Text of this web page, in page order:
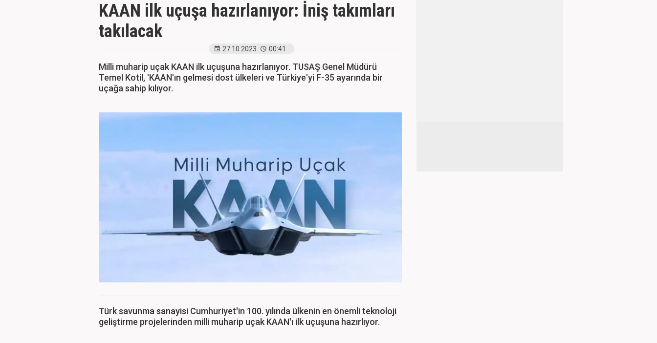
KAAN ilk uçuşa hazırlanıyor: İniş takımları
takılacak
27.10.2023 00:41
Milli muharip uçak KAAN ilk uçuşuna hazırlanıyor. TUSAŞ Genel Müdürü
Temel Kotil, 'KAAN'ın gelmesi dost ülkeleri ve Türkiye'yi F-35 ayarında bir
uçağa sahip kılıyor.
Türk savunma sanayisi Cumhuriyet'in 100. yılında ülkenin en önemli teknoloji
geliştirme projelerinden milli muharip uçak KAAN'ı ilk uçuşuna hazırlıyor.